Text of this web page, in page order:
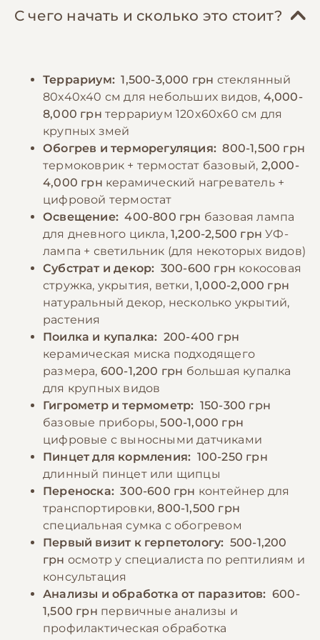
естественного снятия старой кожи и
осмотр на наличие клещей, ран или
признаков заболеваний является
обязательным. Важно минимизировать
стресс, избегая частых перемещений и
резких движений при обращении со змеей.
🎁 −10% на зоотовары
По промокоду E-PET
затем довести до нужной температуры.
добычей во избежание травм. После
кормления необходимо обеспечить змее
покой на 24-48 часов для правильного
переваривания пищи. Важно вести журнал
кормления, отмечая частоту, размер
порций и реакцию змеи на кормление.
🎁 −10% на зоотовары
По промокоду E-PET
С чего начать и сколько это стоит?
Террариум: 1,500-3,000 грн стеклянный
80x40x40 см для небольших видов, 4,000-
8,000 грн террариум 120x60x60 см для
крупных змей
Обогрев и терморегуляция: 800-1,500 грн
термоковрик + термостат базовый, 2,000-
4,000 грн керамический нагреватель +
цифровой термостат
Освещение: 400-800 грн базовая лампа
для дневного цикла, 1,200-2,500 грн УФ-
лампа + светильник (для некоторых видов)
Субстрат и декор: 300-600 грн кокосовая
стружка, укрытия, ветки, 1,000-2,000 грн
натуральный декор, несколько укрытий,
растения
Поилка и купалка: 200-400 грн
керамическая миска подходящего
размера, 600-1,200 грн большая купалка
для крупных видов
Гигрометр и термометр: 150-300 грн
базовые приборы,500-1,000 грн
цифровые с выносными датчиками
Пинцет для кормления: 100-250 грн
длинный пинцет или щипцы
Переноска: 300-600 грн контейнер для
транспортировки,800-1,500 грн
специальная сумка с обогревом
Первый визит к герпетологу: 500-1,200
грн осмотр у специалиста по рептилиям и
консультация
Анализы и обработка от паразитов: 600-
1,500 грн первичные анализы и
профилактическая обработка